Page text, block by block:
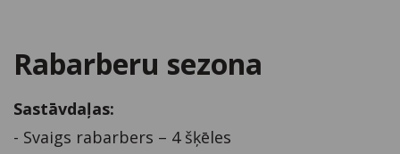
Rabarberu sezona
Sastāvdaļas:
- Svaigs rabarbers – 4 šķēles